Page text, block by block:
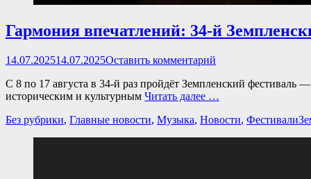
Гармония впечатлений: 34-й
Опубликовано
14.07.202514.07.2025Оставить комментарий
С 8 по 17 августа в 34-й раз пройдёт Земпленский
историческим и культурным Читать далее …
Категории
Без рубрики, Главные новости, Музыка, Новости, Фестивали